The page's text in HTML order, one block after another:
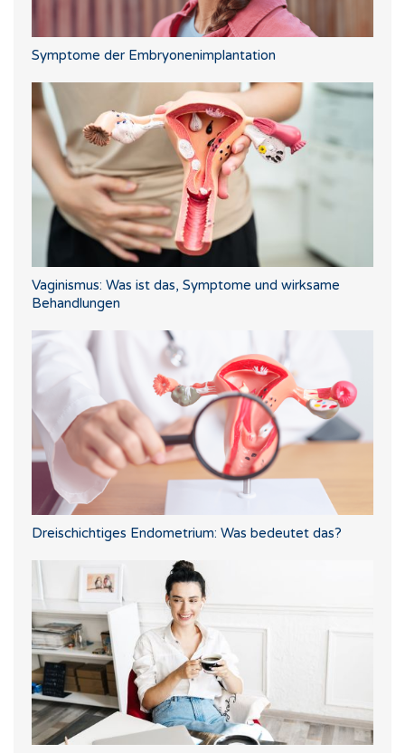
Symptome der Embryonenimplantation
Vaginismus: Was ist das, Symptome und wirksame
Behandlungen
Dreischichtiges Endometrium: Was bedeutet das?